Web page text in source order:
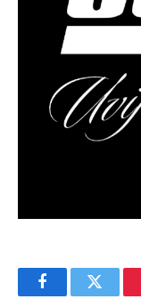
FacebookTwitter